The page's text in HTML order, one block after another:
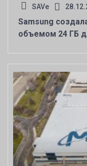
SAVe
Samsung
объемом 24 ГБ